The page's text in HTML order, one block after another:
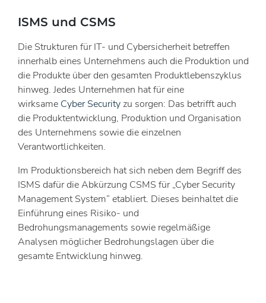
ISMS und CSMS
Die Strukturen für IT- und Cybersicherheit betreffen
innerhalb eines Unternehmens auch die Produktion und
die Produkte über den gesamten Produktlebenszyklus
hinweg. Jedes Unternehmen hat für eine
wirksame Cyber Security zu sorgen: Das betrifft auch
die Produktentwicklung, Produktion und Organisation
des Unternehmens sowie die einzelnen
Verantwortlichkeiten.
Im Produktionsbereich hat sich neben dem Begriff des
ISMS dafür die Abkürzung CSMS für „Cyber Security
Management System” etabliert. Dieses beinhaltet die
Einführung eines Risiko- und
Bedrohungsmanagements sowie regelmäßige
Analysen möglicher Bedrohungslagen über die
gesamte Entwicklung hinweg.